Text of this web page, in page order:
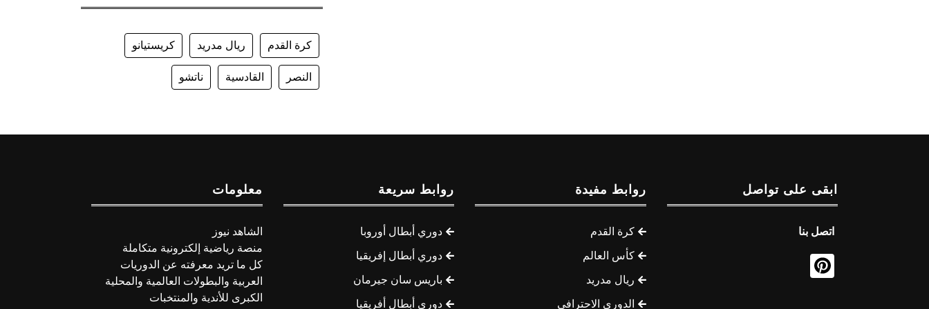
كرة القدم ريال مدريد كريستيانو
النصر القادسية ناتشو
ابقى على تواصل
اتصل بنا
روابط مفيدة
كرة القدم
كأس العالم
ريال مدريد
الدوري الاحترافي
روابط سريعة
دوري أبطال أوروبا
دوري أبطال إفريقيا
باريس سان جيرمان
دوري أبطال أفريقيا
معلومات
الشاهد نيوز
منصة رياضية إلكترونية متكاملة
كل ما تريد معرفته عن الدوريات
العربية والبطولات العالمية والمحلية
الكبرى للأندية والمنتخبات